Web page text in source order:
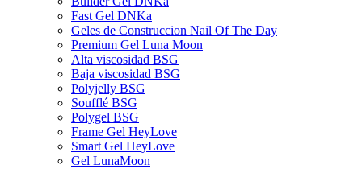
Fast Gel DNKa
Geles de Construccion Nail Of The Day
Premium Gel Luna Moon
Alta viscosidad BSG
Baja viscosidad BSG
Polyjelly BSG
Soufflé BSG
Polygel BSG
Frame Gel HeyLove
Smart Gel HeyLove
Gel LunaMoon